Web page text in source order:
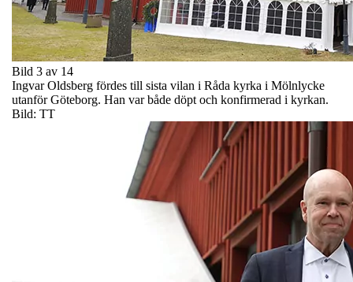
Bild 3 av 14
Ingvar Oldsberg fördes till sista vilan i Råda kyrka i Mölnlycke
utanför Göteborg. Han var både döpt och konfirmerad i kyrkan.
Bild: TT